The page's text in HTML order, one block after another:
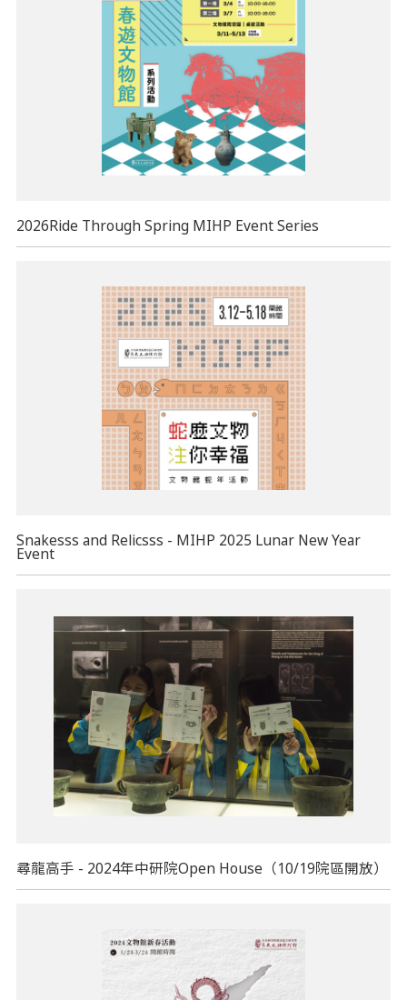
2026Ride Through Spring MIHP Event Series
Snakesss and Relicsss - MIHP 2025 Lunar New Year
Event
尋龍高手 - 2024年中研院Open House（10/19院區開放）